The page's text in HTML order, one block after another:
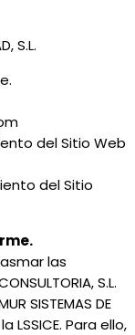
S.L.
del Sitio Web
del Sitio
las
S.L.
SISTEMAS DE
LSSICE. Para ello,